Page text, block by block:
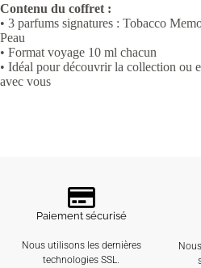
Contenu du coffret :
• 3 parfums signatures : Tobacco
Peau
• Format voyage 10 ml chacun
• Idéal pour découvrir la collection ou
avec vous
Paiement sécurisé
Nous utilisons les dernières
technologies SSL.